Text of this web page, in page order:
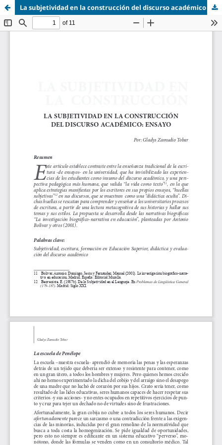
La subjetividad en la construcción del discurso académico ensayo.pdf